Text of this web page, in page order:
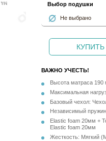
Выбор подушки
Не выбрано
КУПИТЬ
ВАЖНО УЧЕСТЬ!
Высота матраса
Максимальная
Базовый чехол:
Независимый
Elastic foam 20мм +
Elastic foam 20мм
Жесткость: Мягкий